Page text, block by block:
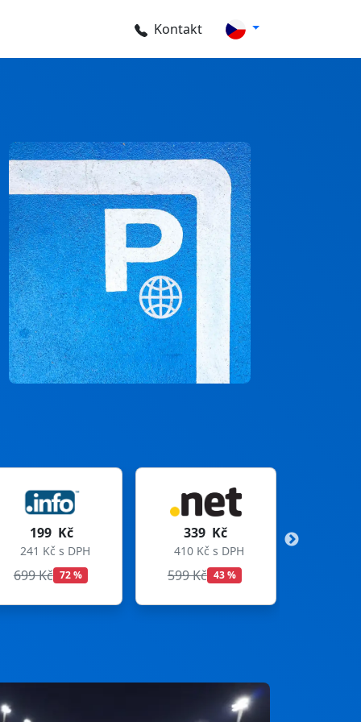
Kontakt
339 Kč
410 Kč s DPH
599 Kč
299 Kč
362 Kč s DPH
699 Kč